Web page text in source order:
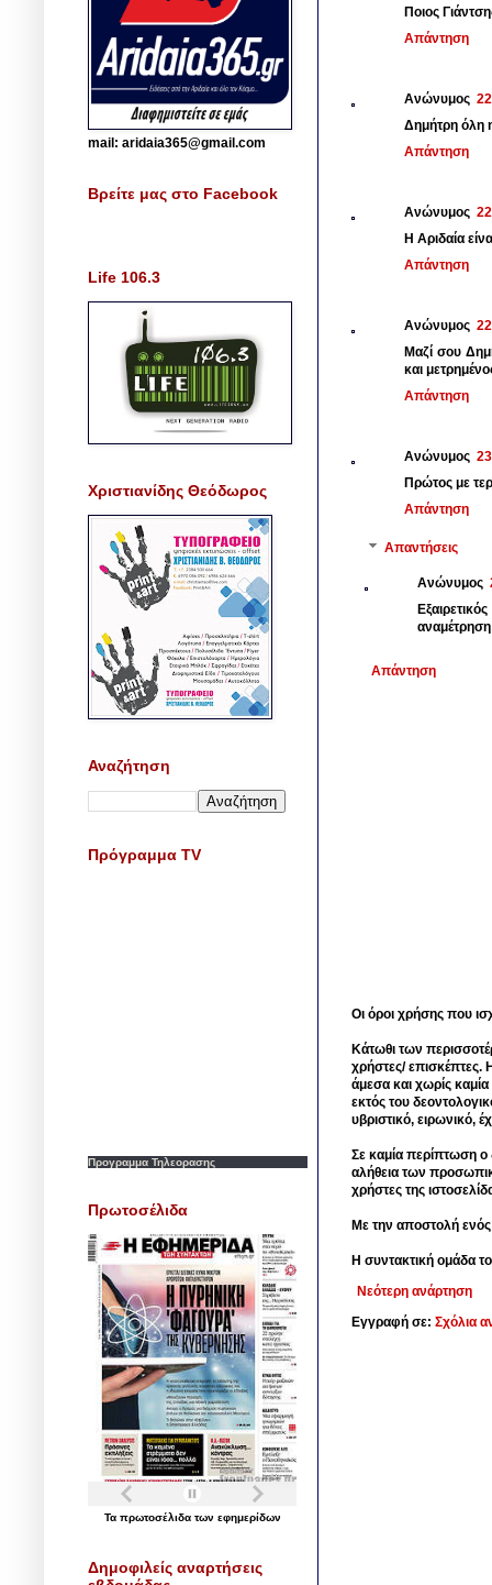
Ποιος
Απάντηση
Ανώνυμος
Δημήτρη όλη
Απάντηση
Ανώνυμος
Η Αριδαία
Απάντηση
Ανώνυμος
Μαζί σου
και
Απάντηση
Ανώνυμος
Πρώτος με
Απάντηση
Απαντήσεις
Ανώνυμος
αναμέτρηση
Απάντηση
Οι όροι χρήσης που
Κάτωθι των
χρήστες/ επισκέπτες.
άμεσα και χωρίς
εκτός του
υβριστικό, ειρωνικό,
Σε καμία περίπτωση ο
αλήθεια των
χρήστες της
Με την αποστολή
Η συντακτική ομάδα
Νεότερη ανάρτηση
Εγγραφή σε: Σχόλια
mail: aridaia365@gmail.com
Βρείτε μας στο Facebook
Life 106.3
Χριστιανίδης Θεόδωρος
Αναζήτηση
Πρόγραμμα TV
Προγραμμα Τηλεορασης
Πρωτοσέλιδα
Τα πρωτοσέλιδα των εφημερίδων
Δημοφιλείς αναρτήσεις